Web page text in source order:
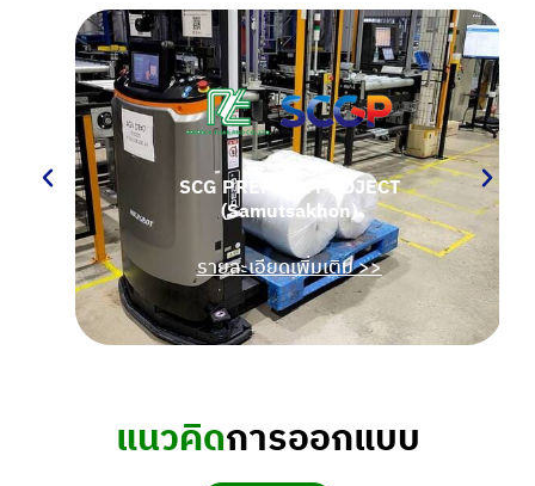
SCG PREPACK PROJECT
(Samutsakhon)
รายละเอียดเพิ่มเติม >>
แนวคิดการออกแบบ